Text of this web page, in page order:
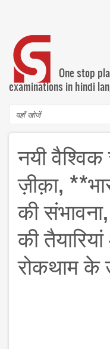
content
One stop
examinations in hindi
Search
नयी
ज़ीक़ा,
की
की
रोकथाम के